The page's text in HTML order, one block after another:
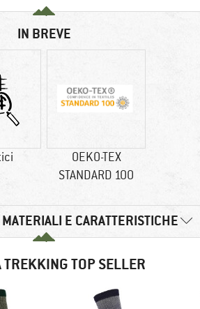
IN BREVE
OEKO-TEX
STANDARD 100
E CARATTERISTICHE
TREKKING TOP SELLER